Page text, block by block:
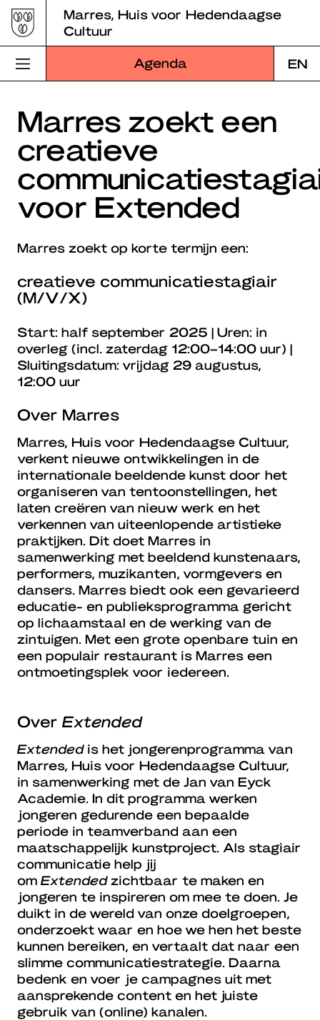
Skip
to
content
Marres, Huis voor Hedendaagse
Cultuur
Agenda EN
Bezoek Marres
Programma
Educatie
Over Marres
Marres Kitchen
Shop
Zoek
Marres zoekt een
creatieve
voor Extended
Marres zoekt op korte termijn een:
creatieve communicatiestagiair
(M/V/X)
Start: half september 2025 | Uren: in
overleg (incl. zaterdag 12:00–14:00 uur) |
Sluitingsdatum: vrijdag 29 augustus,
12:00 uur
Over Marres
Marres, Huis voor Hedendaagse Cultuur,
verkent nieuwe ontwikkelingen in de
internationale beeldende kunst door het
organiseren van tentoonstellingen, het
laten creëren van nieuw werk en het
verkennen van uiteenlopende artistieke
praktijken. Dit doet Marres in
samenwerking met beeldend kunstenaars,
performers, muzikanten, vormgevers en
dansers. Marres biedt ook een gevarieerd
educatie- en publieksprogramma gericht
op lichaamstaal en de werking van de
zintuigen. Met een grote openbare tuin en
een populair restaurant is Marres een
ontmoetingsplek voor iedereen.
Over Extended
Extendedis het jongerenprogramma van
Marres, Huis voor Hedendaagse Cultuur,
in samenwerking met de Jan van Eyck
Academie. In dit programma werken
jongeren gedurende een bepaalde
periode in teamverband aan een
maatschappelijk kunstproject. Als stagiair
communicatie help jij
om Extended zichtbaar te maken en
jongeren te inspireren om mee te doen. Je
duikt in de wereld van onze doelgroepen,
onderzoekt waar en hoe we hen het beste
kunnen bereiken, en vertaalt dat naar een
slimme communicatiestrategie. Daarna
bedenk en voer je campagnes uit met
aansprekende content en het juiste
gebruik van (online) kanalen.